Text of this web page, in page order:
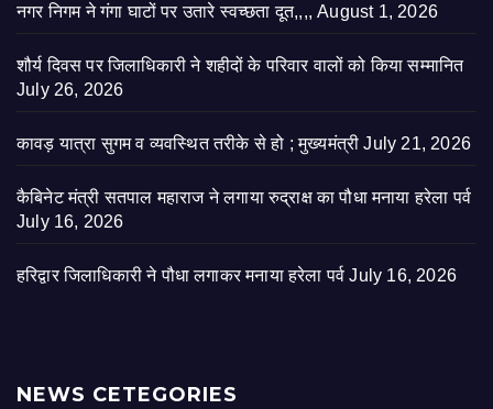
नगर निगम ने गंगा घाटों पर उतारे स्वच्छता दूत,,,, August 1, 2026
शौर्य दिवस पर जिलाधिकारी ने शहीदों के परिवार वालों को किया सम्मानित
July 26, 2026
कावड़ यात्रा सुगम व व्यवस्थित तरीके से हो ; मुख्यमंत्री July 21, 2026
कैबिनेट मंत्री सतपाल महाराज ने लगाया रुद्राक्ष का पौधा मनाया हरेला पर्व
July 16, 2026
हरिद्वार जिलाधिकारी ने पौधा लगाकर मनाया हरेला पर्व July 16, 2026
NEWS CETEGORIES